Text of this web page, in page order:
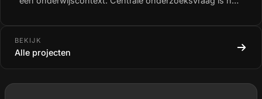
blijven wanneer traditionele rollenspelsituaties worden
aangevuld met digitale componenten. Het project
streeft naar een geïntegreerd model dat zowel de kracht
IX ‘De Lifetimer’ dient als testcase voor een analoge
BEKIJK
Alle projecten